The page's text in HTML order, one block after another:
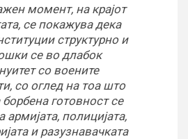
момент, на крајот
се покажува дека
структурно и
се во длабок
со воените
со оглед на тоа што
готовност се
армијата, полицијата,
и разузнавачката